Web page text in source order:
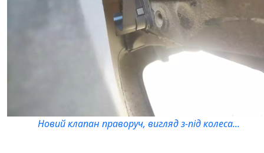
Новий клапан праворуч, вигляд з-під колеса...